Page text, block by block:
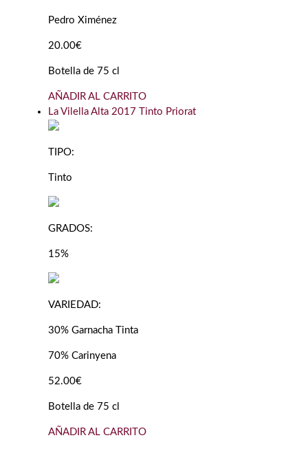
Pedro Ximénez
20.00€
Botella de 75 cl
AÑADIR AL CARRITO
La Vilella Alta 2017 Tinto Priorat
TIPO:
Tinto
GRADOS:
15%
VARIEDAD:
30% Garnacha Tinta
70% Carinyena
52.00€
Botella de 75 cl
AÑADIR AL CARRITO